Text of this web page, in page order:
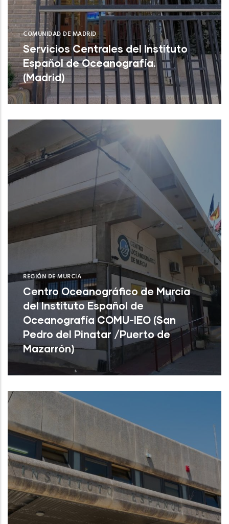
COMUNIDAD DE MADRID
Servicios Centrales del Instituto
Español de Oceanografía.
(Madrid)
Servicios Centrales del Instituto Español
de Oceanografía. (Madrid)NUEVO
REGIÓN DE MURCIA
Centro Oceanográfico de Murcia
del Instituto Español de
Oceanografía COMU-IEO (San
Pedro del Pinatar /Puerto de
Mazarrón)
Centro Oceanográfico de Murcia del
Instituto Español de Oceanografía COMU-
IEO (San Pedro del Pinatar /Puerto de
Mazar